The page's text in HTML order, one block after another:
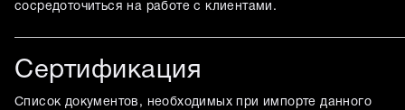
сосредоточиться на работе с клиентами.
Сертификация
Список документов, необходимых при импорте данного